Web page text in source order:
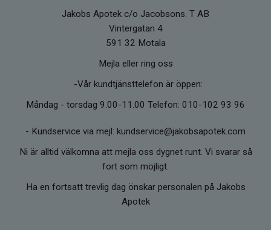
Jakobs Apotek c/o Jacobsons. T AB
Vintergatan 4
591 32 Motala
Mejla eller ring oss
-Vår kundtjänsttelefon är öppen:
Måndag - torsdag 9.00-11.00 Telefon: 010-102 93 96
- Kundservice via mejl: kundservice@jakobsapotek.com
Ni är alltid välkomna att mejla oss dygnet runt. Vi svarar så
fort som möjligt.
Ha en fortsatt trevlig dag önskar personalen på Jakobs
Apotek